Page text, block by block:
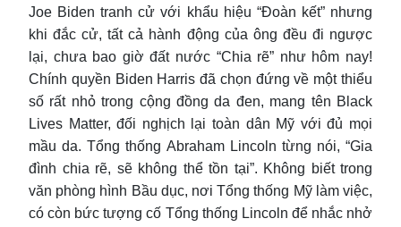
Joe Biden tranh cử với khẩu hiệu “Đoàn kết” nhưng
khi đắc cử, tất cả hành động của ông đều đi ngược
lại, chưa bao giờ đất nước “Chia rẽ” như hôm nay!
Chính quyền Biden Harris đã chọn đứng về một thiểu
số rất nhỏ trong cộng đồng da đen, mang tên Black
Lives Matter, đối nghịch lại toàn dân Mỹ với đủ mọi
mầu da. Tổng thống Abraham Lincoln từng nói, “Gia
đình chia rẽ, sẽ không thể tồn tại”. Không biết trong
văn phòng hình Bầu dục, nơi Tổng thống Mỹ làm việc,
có còn bức tượng cố Tổng thống Lincoln để nhắc nhở